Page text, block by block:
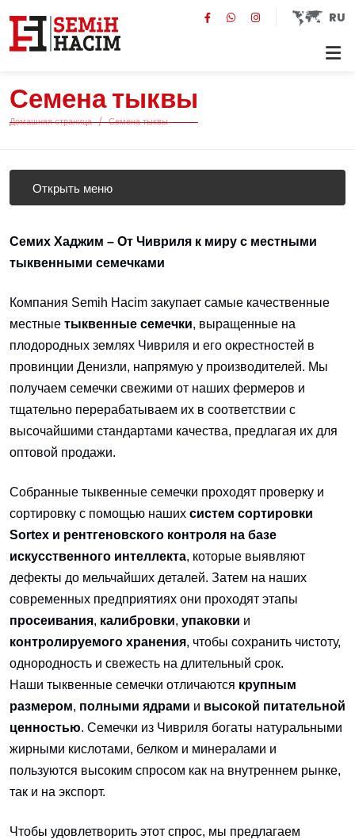
RU
Семена тыквы
Домашняя страница Семена тыквы
Открыть меню
Семих Хаджим – От Чивриля к миру с местными
тыквенными семечками
Компания Semih Hacim закупает самые качественные
местные тыквенные семечки, выращенные на
плодородных землях Чивриля и его окрестностей в
провинции Денизли, напрямую у производителей. Мы
получаем семечки свежими от наших фермеров и
тщательно перерабатываем их в соответствии с
высочайшими стандартами качества, предлагая их для
оптовой продажи.
Собранные тыквенные семечки проходят проверку и
сортировку с помощью наших систем сортировки
Sortex и рентгеновского контроля на базе
искусственного интеллекта, которые выявляют
дефекты до мельчайших деталей. Затем на наших
современных предприятиях они проходят этапы
просеивания, калибровки, упаковки и
контролируемого хранения, чтобы сохранить чистоту,
однородность и свежесть на длительный срок.
Наши тыквенные семечки отличаются крупным
размером, полными ядрами и высокой питательной
ценностью. Семечки из Чивриля богаты натуральными
жирными кислотами, белком и минералами и
пользуются высоким спросом как на внутреннем рынке,
так и на экспорт.
Чтобы удовлетворить этот спрос, мы предлагаем